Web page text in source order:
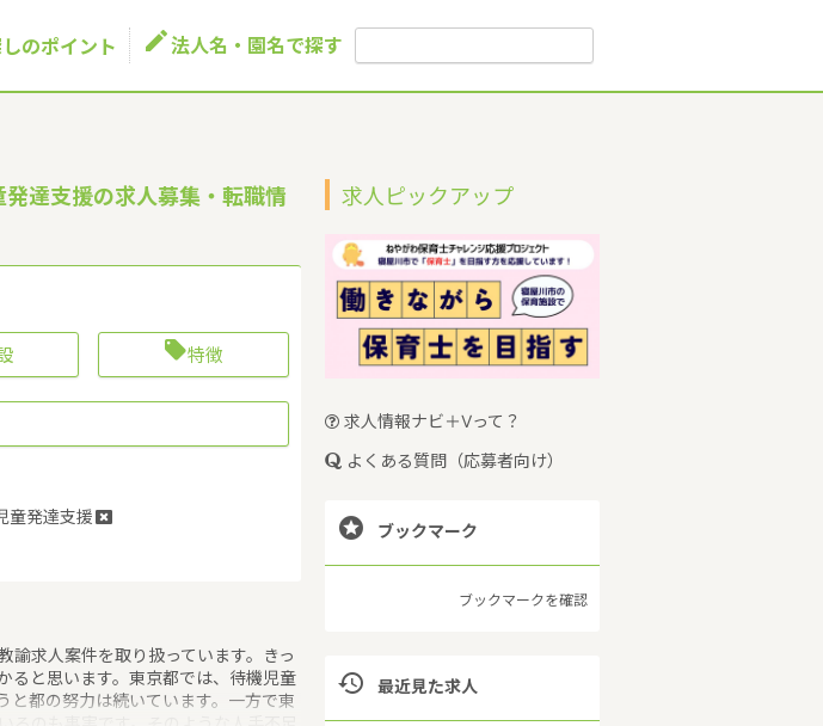
のポイント 法人名・園名で探す
達支援の求人募集・転職情
特徴
童発達支援
諭求人案件を取り扱っています。きっ
ると思います。東京都では、待機児童
と都の努力は続いています。一方で東
求人ピックアップ
求人情報ナビ＋Vって？
よくある質問（応募者向け）
 ブックマーク
ブックマークを確認
 最近見た求人